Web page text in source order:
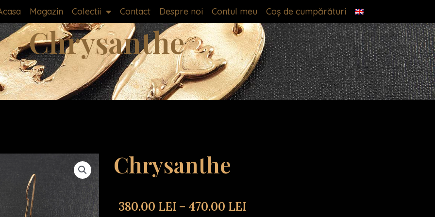
Magazin Colectii Contact Despre noi Contul meu Coș de cumpărături
Chrysanthe
Chrysanthe
380.00 LEI – 470.00 LEI